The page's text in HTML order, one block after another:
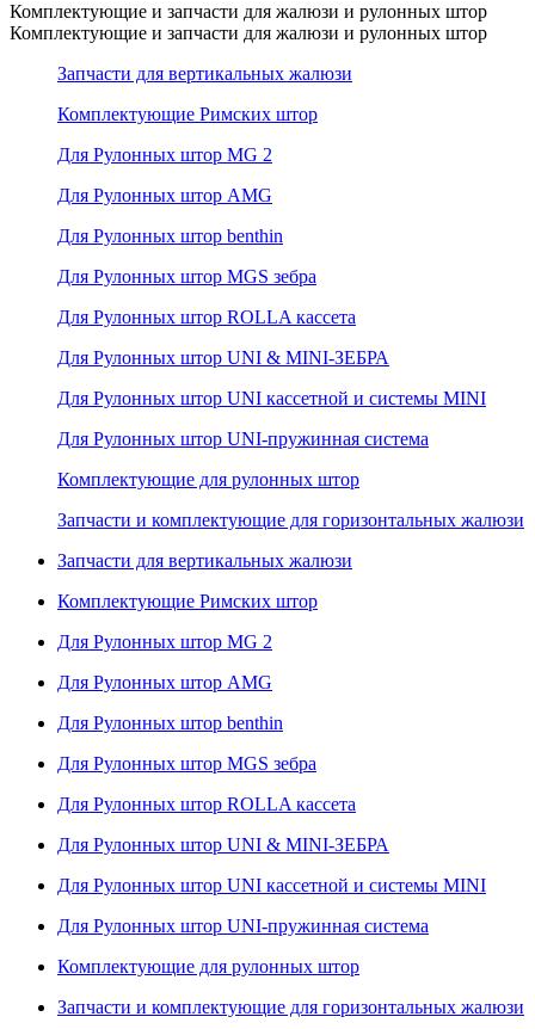
Комплектующие и запчасти для жалюзи и рулонных штор
Комплектующие и запчасти для жалюзи и рулонных штор
Запчасти для вертикальных жалюзи
Комплектующие Римских штор
Для Рулонных штор MG 2
Для Рулонных штор AMG
Для Рулонных штор benthin
Для Рулонных штор MGS зебра
Для Рулонных штор ROLLA кассета
Для Рулонных штор UNI & MINI-ЗЕБРА
Для Рулонных штор UNI кассетной и системы MINI
Для Рулонных штор UNI-пружинная система
Комплектующие для рулонных штор
Запчасти и комплектующие для горизонтальных жалюзи
Запчасти для вертикальных жалюзи
Комплектующие Римских штор
Для Рулонных штор MG 2
Для Рулонных штор AMG
Для Рулонных штор benthin
Для Рулонных штор MGS зебра
Для Рулонных штор ROLLA кассета
Для Рулонных штор UNI & MINI-ЗЕБРА
Для Рулонных штор UNI кассетной и системы MINI
Для Рулонных штор UNI-пружинная система
Комплектующие для рулонных штор
Запчасти и комплектующие для горизонтальных жалюзи